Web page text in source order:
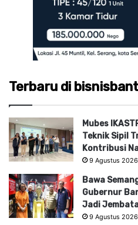
Terbaru di
Mubes
Teknik Sipil
Kontribusi
9 Agustus 2026
Bawa
Gubernur
Jadi
9 Agustus 2026